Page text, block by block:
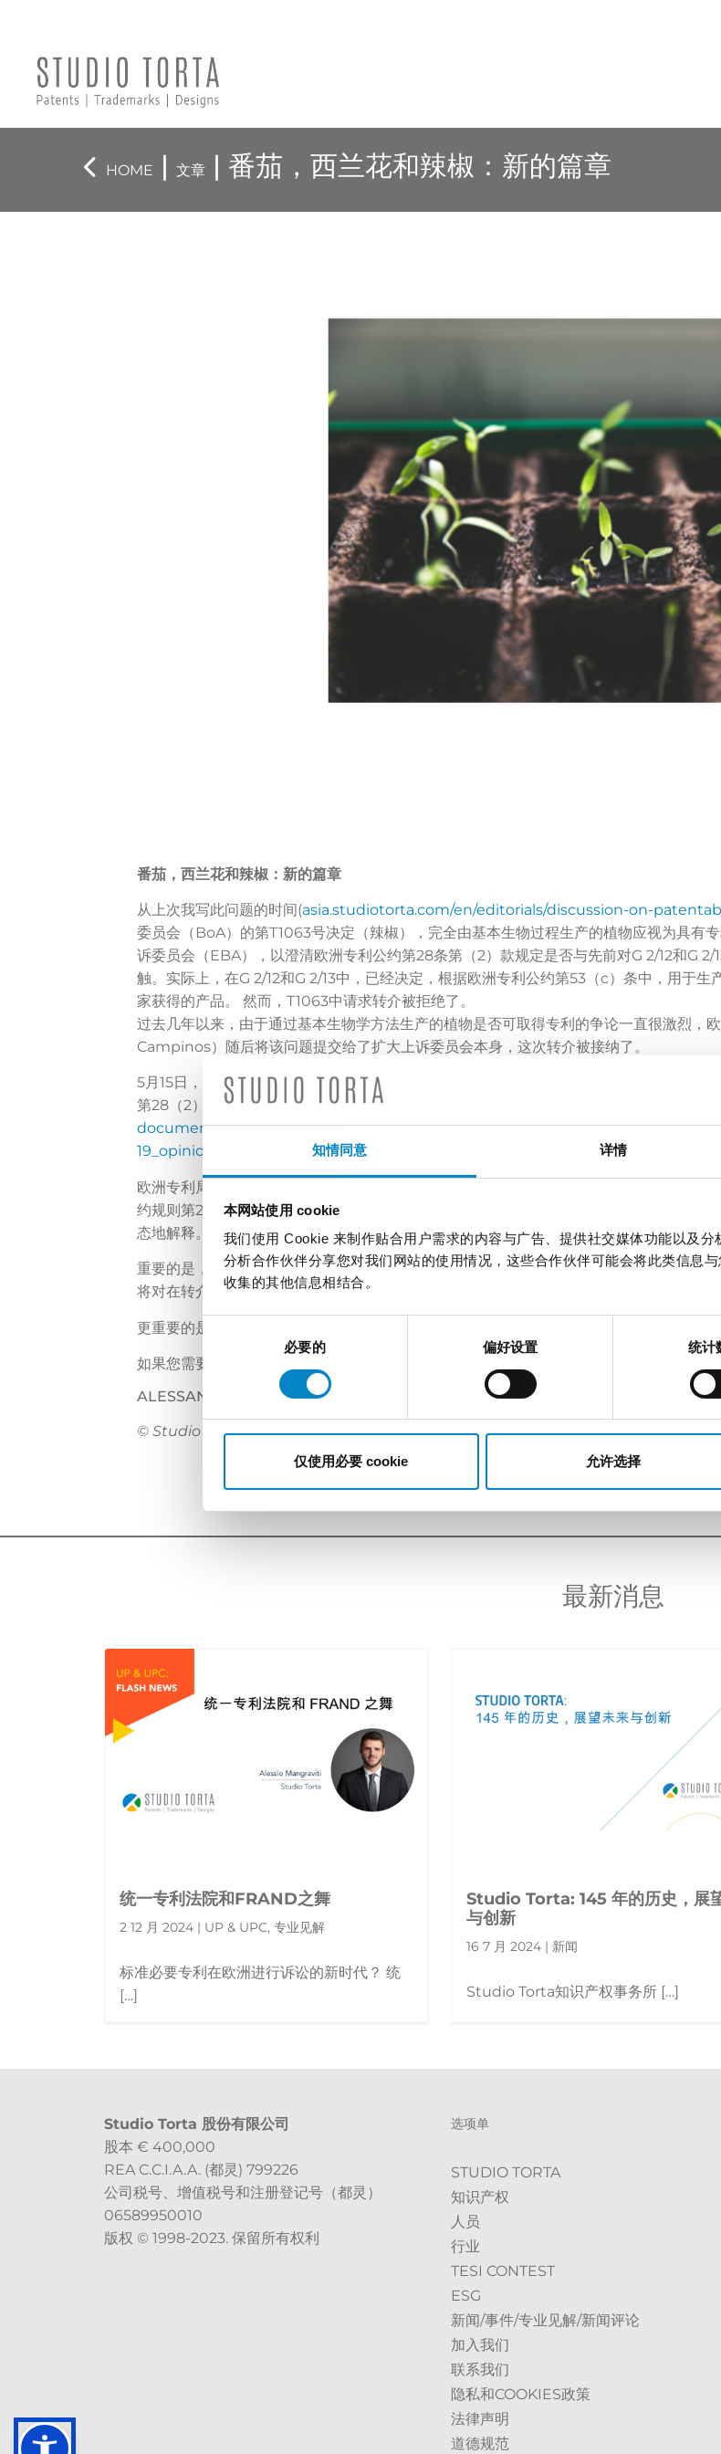
知情同意 详情
本网站使用 cookie
我们使用 Cookie 来制作贴合用户需求的内容与广告、提供社交媒体功能以及
分析合作伙伴分享您对我们网站的使用情况，这些合作伙伴可能会将此类信息
收集的其他信息相结合。
同
选
必要的 偏好设置 统计
仅使用必要 cookie 允许选择
HOME | 文章 | 番茄，西兰花和辣椒：新的篇章
番茄，西兰花和辣椒：新的篇章
从上次我写此问题的时间(asia.studiotorta.com/en/editorials/discussion-on-
委员会（BoA）的第T1063号决定（辣椒），完全由基本生物过程生产的植物应视为具有
诉委员会（EBA），以澄清欧洲专利公约第28条第（2）款规定是否与先前对G 2/12和G
触。实际上，在G 2/12和G 2/13中，已经决定，根据欧洲专利公约第53（c）条中，用于
家获得的产品。 然而，T1063中请求转介被拒绝了。
过去几年以来，由于通过基本生物学方法生产的植物是否可取得专利的争论一直很激烈，
Campinos）随后将该问题提交给了扩大上诉委员会本身，这次转介被接纳了。
5月15日，扩大上诉委员会（EBA）对G3/19发表了意见，推翻了先前对欧洲专利公约第
第28（2）条规则的结合排除了仅由基本生物学过程生产的动植物，而不授予专利。该意见
documents.epo.org/projects/babylon/eponet.nsf/0/
19_opinion_EBoA_20200514_en.pdf
欧洲专利局在被问到这种变化时提供的理由是，对法律规定的特定解释绝不能一成不变，
约规则第28（2）的引入，有关此规定的准备工作及其采纳的情况，以及欧洲专利公约缔
态地解释。
重要的是，扩大上诉委员会的决定不会对欧洲专利公约规则第28（2）条生效（2017年7
将对在转介中的未决的专利申请产生某些影响。
更重要的是，此问题仍然在于，这是否会结束……
如果您需要更多相关信息，请发送电子邮件至
ALESSANDRA BOSIA
© Studio Torta (All rights reserved)[Photo byMarkus
最新消息
统一专利法院和FRAND之舞
2 12 月 2024 | UP & UPC, 专业见解
标准必要专利在欧洲进行诉讼的新时代？ 统
[…]
Studio Torta: 145 年的历史，展
与创新
16 7 月 2024 | 新闻
Studio Torta知识产权事务所 […]
Studio Torta 股份有限公司
股本 € 400,000
REA C.C.I.A.A. (都灵) 799226
公司税号、增值税号和注册登记号（都灵）
06589950010
版权 © 1998-2023. 保留所有权利
选项单
STUDIO TORTA
知识产权
人员
行业
TESI CONTEST
ESG
新闻/事件/专业见解/新闻评论
加入我们
联系我们
隐私和COOKIES政策
法律声明
道德规范